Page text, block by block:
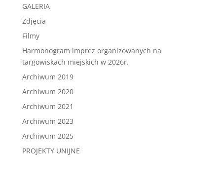
GALERIA
Zdjęcia
Filmy
Harmonogram imprez organizowanych na
targowiskach miejskich w 2026r.
Archiwum 2019
Archiwum 2020
Archiwum 2021
Archiwum 2023
Archiwum 2025
PROJEKTY UNIJNE